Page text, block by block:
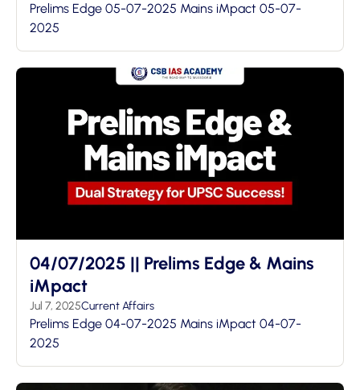
Prelims Edge 05-07-2025 Mains iMpact 05-07-
2025
04/07/2025 || Prelims Edge & Mains
iMpact
Jul 7, 2025Current Affairs
Prelims Edge 04-07-2025 Mains iMpact 04-07-
2025